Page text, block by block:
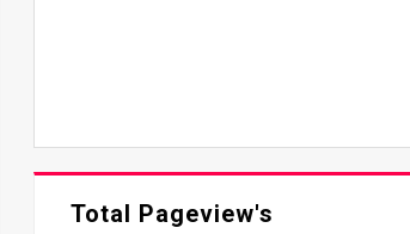
Total Pageview's